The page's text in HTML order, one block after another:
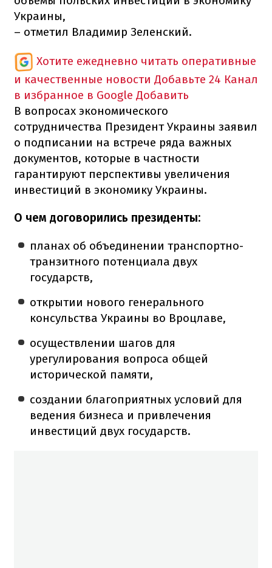
Украины,
– отметил Владимир Зеленский.
Хотите ежедневно читать оперативные
и качественные новости Добавьте 24 Канал
в избранное в Google Добавить
В вопросах экономического
сотрудничества Президент Украины заявил
о подписании на встрече ряда важных
документов, которые в частности
гарантируют перспективы увеличения
инвестиций в экономику Украины.
О чем договорились президенты:
планах об объединении транспортно-
транзитного потенциала двух
государств,
открытии нового генерального
консульства Украины во Вроцлаве,
осуществлении шагов для
урегулирования вопроса общей
исторической памяти,
создании благоприятных условий для
ведения бизнеса и привлечения
инвестиций двух государств.